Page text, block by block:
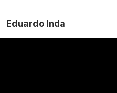
Eduardo Inda